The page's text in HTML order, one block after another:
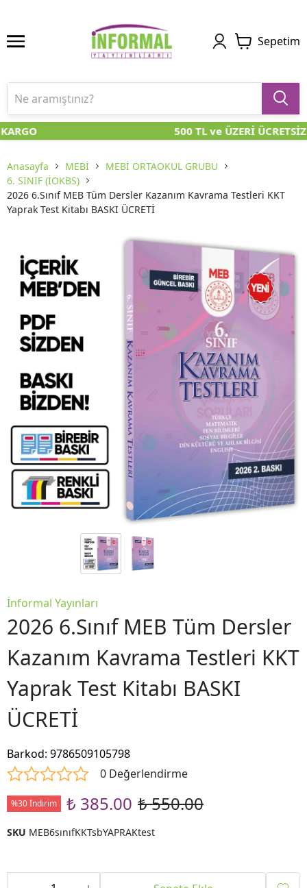
Sepetim
500 TL ve ÜZERİ ÜCRETSİZ
Anasayfa MEBİ
MEBİ ORTAOKUL GRUBU
6. SINIF (İOKBS)
2026 6.Sınıf MEB Tüm Dersler Kazanım Kavrama Testleri KKT
Yaprak Test Kitabı BASKI ÜCRETİ
İnformal Yayınları
2026 6.Sınıf MEB Tüm Dersler
Kazanım Kavrama Testleri KKT
Yaprak Test Kitabı BASKI
ÜCRETİ
Barkod: 9786509105798
0 Değerlendirme
%30 İndirim ₺ 385.00 ₺ 550.00
SKU MEB6sınıfKKTsbYAPRAKtest